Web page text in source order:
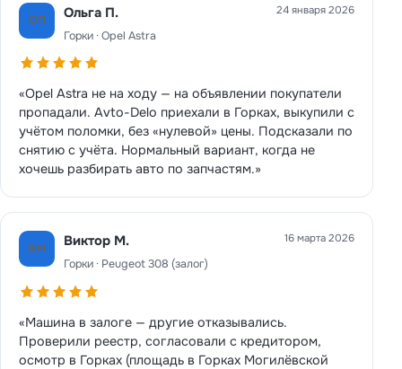
ОП Ольга П.
Горки · Opel Astra
24 января 2026
«Opel Astra не на ходу — на объявлении покупатели
пропадали. Avto-Delo приехали в Горках, выкупили с
учётом поломки, без «нулевой» цены. Подсказали по
снятию с учёта. Нормальный вариант, когда не
хочешь разбирать авто по запчастям.»
ВМ Виктор М.
Горки · Peugeot 308 (залог)
16 марта 2026
«Машина в залоге — другие отказывались.
Проверили реестр, согласовали с кредитором,
осмотр в Горках (площадь в Горках Могилёвской